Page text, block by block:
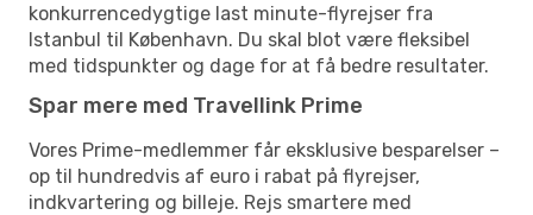
konkurrencedygtige last minute-flyrejser fra
Istanbul til København. Du skal blot være fleksibel
med tidspunkter og dage for at få bedre resultater.
Spar mere med Travellink Prime
Vores Prime-medlemmer får eksklusive besparelser –
op til hundredvis af euro i rabat på flyrejser,
indkvartering og billeje. Rejs smartere med